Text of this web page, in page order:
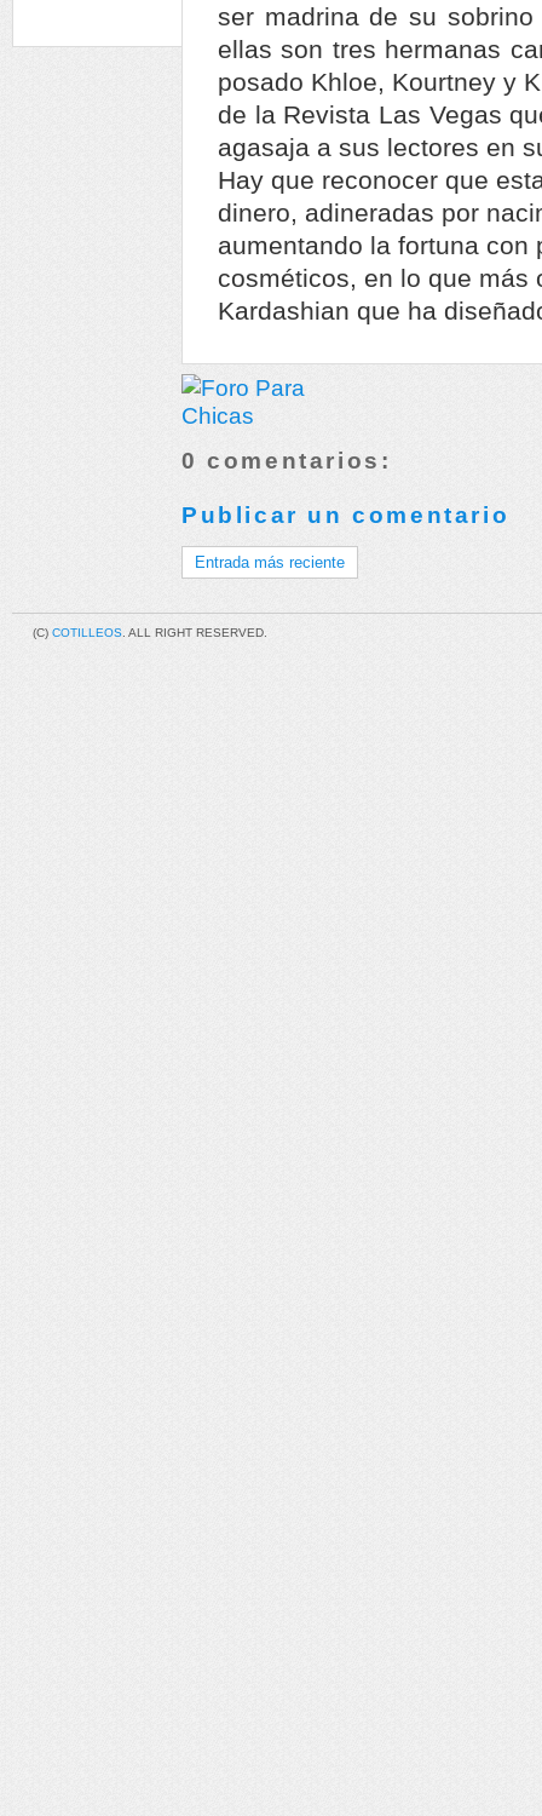
ser madrina de su
ellas son tres hermanas
posado Khloe, Kourtney y
de la Revista Las Vegas
agasaja a sus lectores en
Hay que reconocer que
dinero, adineradas por
aumentando la fortuna con
cosméticos, en lo que más
Kardashian que ha
0 comentarios:
Publicar un comentario
Entrada más reciente
(C) COTILLEOS . ALL RIGHT RESERVED.